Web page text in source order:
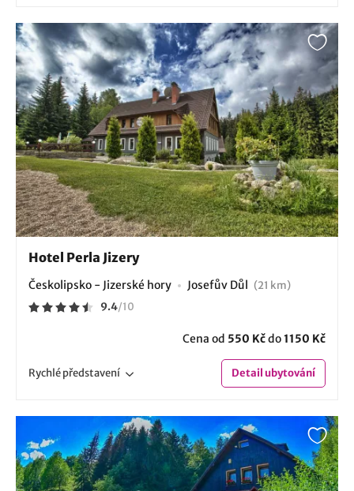
Hotel Perla Jizery
Českolipsko - Jizerské hory Josefův Důl (21 km)
9.4/10
Cena od 550 Kčdo1150 Kč
Rychlépředstavení Detailubytování